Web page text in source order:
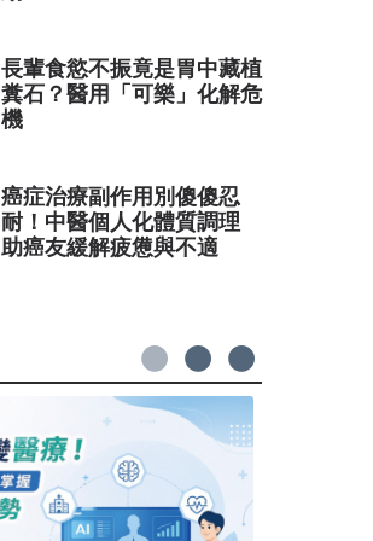
長輩食慾不振竟是胃中藏植
糞石？醫用「可樂」化解危
機
癌症治療副作用別傻傻忍
耐！中醫個人化體質調理
助癌友緩解疲憊與不適